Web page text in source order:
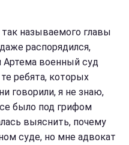
называемого главы
распорядился,
военный суд
ребята, которых
говорили, я не знаю,
было под грифом
выяснить, почему
суде, но мне адвокат